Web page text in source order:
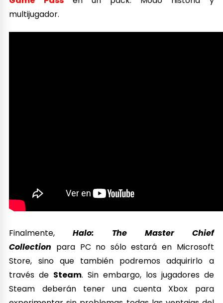
multijugador.
Finalmente,Halo: The Master Chief
Collection para PC no sólo estará en Microsoft
Store, sino que también podremos adquirirlo a
través de Steam. Sin embargo, los jugadores de
Steam deberán tener una cuenta Xbox para